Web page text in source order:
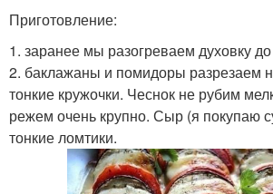
Приготовление:
1. заранее мы разогреваем духовку
2. баклажаны и помидоры разрезаем
тонкие кружочки. Чеснок не рубим
режем очень крупно. Сыр (я покупаю
тонкие ломтики.